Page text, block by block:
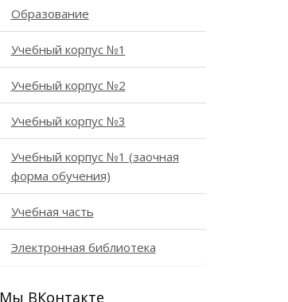
Образование
Учебный корпус №1
Учебный корпус №2
Учебный корпус №3
Учебный корпус №1 (заочная
форма обучения)
Учебная часть
Электронная библиотека
Мы ВКонтакте